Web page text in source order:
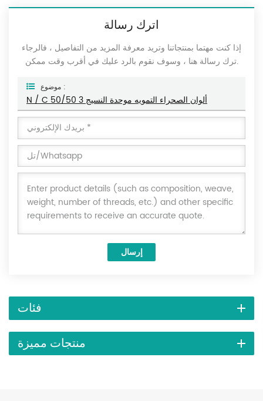
اترك رسالة
إذا كنت مهتما بمنتجاتنا وتريد معرفة المزيد من التفاصيل ، فالرجاء
ترك رسالة هنا ، وسوف نقوم بالرد عليك في أقرب وقت ممكن.
موضوع :
N / C 50/50 3 ألوان الصحراء التمويه موحدة النسيج
إرسال
فئات
منتجات مميزة